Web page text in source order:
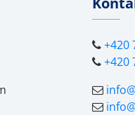
+420
+420